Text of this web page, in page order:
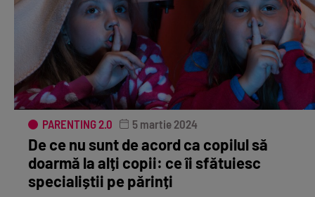
PARENTING 2.0 5 martie 2024
De ce nu sunt de acord ca copilul să
doarmă la alți copii: ce îi sfătuiesc
specialiștii pe părinți